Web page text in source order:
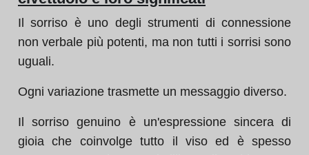
Il sorriso è uno degli strumenti di connessione
non verbale più potenti, ma non tutti i sorrisi sono
uguali.
Ogni variazione trasmette un messaggio diverso.
Il sorriso genuino è un'espressione sincera di
gioia che coinvolge tutto il viso ed è spesso